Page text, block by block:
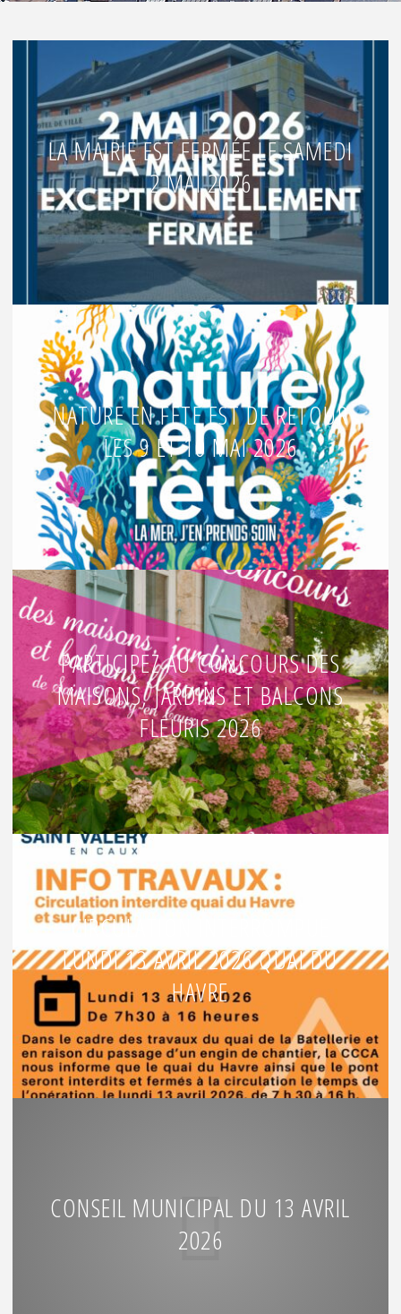
LA MAIRIE EST FERMÉE LE SAMEDI
2 MAI 2026
NATURE EN FÊTE EST DE RETOUR
LES 9 ET 10 MAI 2026
PARTICIPEZ AU CONCOURS DES
MAISONS, JARDINS ET BALCONS
FLEURIS 2026
CIRCULATION INTERROMPUE
LUNDI 13 AVRIL 2026 QUAI DU
HAVRE
CONSEIL MUNICIPAL DU 13 AVRIL
2026